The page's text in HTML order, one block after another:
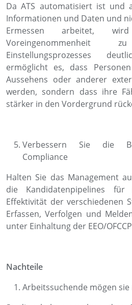
Da ATS automatisiert ist und
Informationen und Daten und
Ermessen arbeitet,
Einstellungsprozesses
ermöglicht es, dass
Aussehens oder anderer
werden, sondern dass ihre
stärker in den Vordergrund
Verbessern Sie die
Compliance
Halten Sie das Management
die Kandidatenpipelines
Effektivität der verschiedenen
Erfassen, Verfolgen und
unter Einhaltung der EEO/
Nachteile
Arbeitssuchende mögen